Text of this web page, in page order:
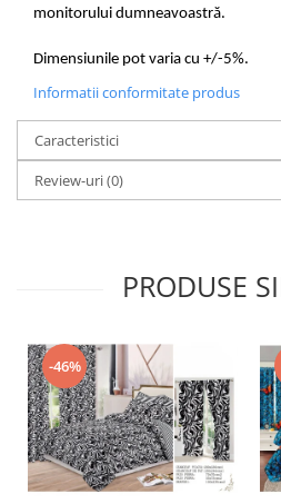
monitorului dumneavoastră.
Dimensiunile pot varia cu +/-5%.
Informatii conformitate produs
Caracteristici
Review-uri(0)
PRODUSE
-46%